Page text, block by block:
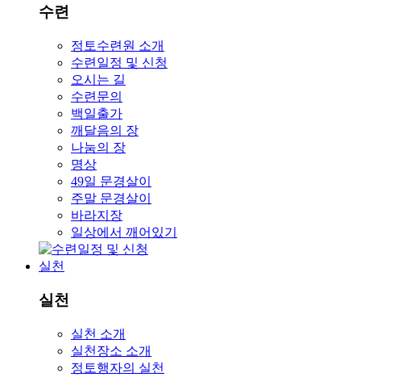
수련
정토수련원 소개
수련일정 및 신청
오시는 길
수련문의
백일출가
깨달음의 장
나눔의 장
명상
49일 문경살이
주말 문경살이
바라지장
일상에서 깨어있기
실천
실천
실천 소개
실천장소 소개
정토행자의 실천